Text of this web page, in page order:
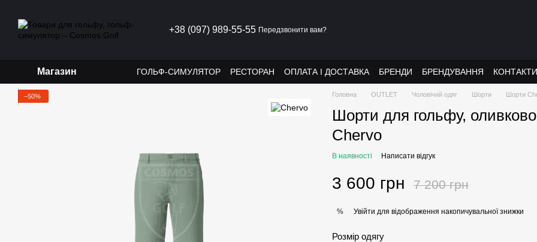
+38 (097) 989-55-55 Передзвонити вам?
Магазин ГОЛЬФ-СИМУЛЯТОР РЕСТОРАН ОПЛАТА І ДОСТАВКА БРЕНДИ БРЕНДУВАННЯ КОНТАКТИ
−50% Головна OUTLET Чоловічий одяг Шорти Шорти
Шорти для гольфу,
Сhervo
В наявності Написати відгук
3 600 грн 7 200 грн
% Увійти для відображення накопичувальної знижки
Розмір одягу